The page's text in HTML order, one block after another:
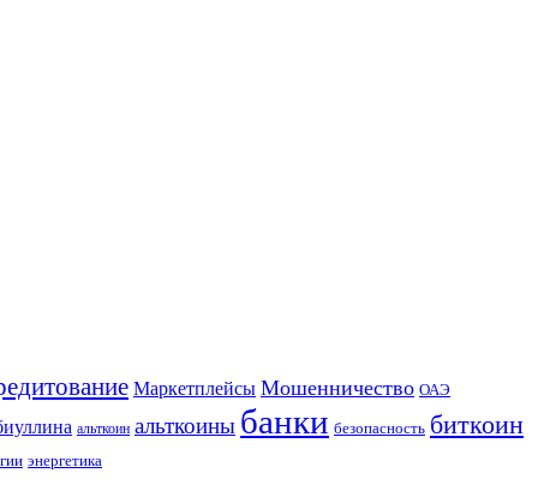
Маркетплейсы Мошенничество ОАЭ
альткоин альткоины банки безопасность биткоин
энергетика